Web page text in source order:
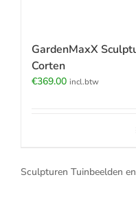
GardenMaxX
Corten
€369.00 incl.btw
Sculpturen Tuinbeelden